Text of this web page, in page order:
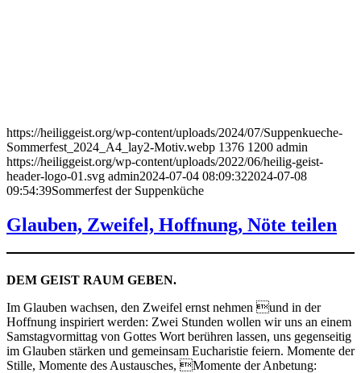
https://heiliggeist.org/wp-content/uploads/2024/07/Suppenkueche-
Sommerfest_2024_A4_lay2-Motiv.webp 1376 1200 admin
https://heiliggeist.org/wp-content/uploads/2022/06/heilig-geist-
header-logo-01.svg admin2024-07-04 08:09:322024-07-08
09:54:39Sommerfest der Suppenküche
Glauben, Zweifel, Hoffnung, Nöte teilen
DEM GEIST RAUM GEBEN.
Im Glauben wachsen, den Zweifel ernst nehmen und in der
Hoffnung inspiriert werden: Zwei Stunden wollen wir uns an einem
Samstagvormittag von Gottes Wort berühren lassen, uns gegenseitig
im Glauben stärken und gemeinsam Eucharistie feiern. Momente der
Stille, Momente des Austausches, Momente der Anbetung: